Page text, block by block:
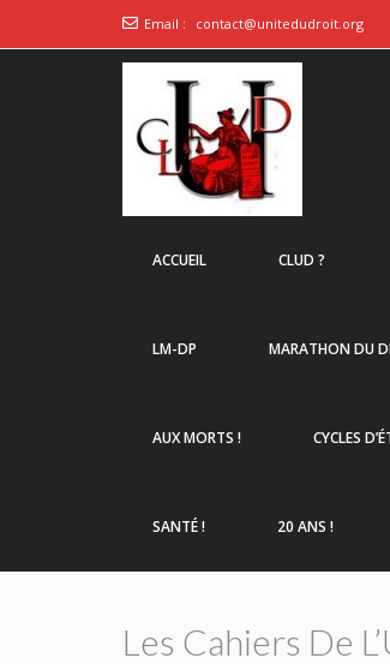
Email : contact@unitedudroit.org
ACCUEIL CLUD ?
LM-DP MARATHON DU
AUX MORTS ! CYCLES
SANTÉ ! 20 ANS !
Les Cahiers De